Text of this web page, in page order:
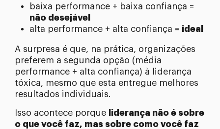
baixa performance + baixa confiança =
não desejável
alta performance + alta confiança = ideal
A surpresa é que, na prática, organizações
preferem a segunda opção (média
performance + alta confiança) à liderança
tóxica, mesmo que esta entregue melhores
resultados individuais.
Isso acontece porque
liderança não é sobre
o que você faz, mas sobre como você faz